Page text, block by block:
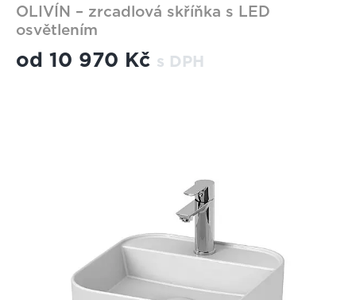
OLIVÍN – zrcadlová skříňka s LED
osvětlením
od 10 970 Kč s DPH